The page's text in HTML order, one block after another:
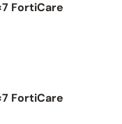
FortiCare
FortiCare